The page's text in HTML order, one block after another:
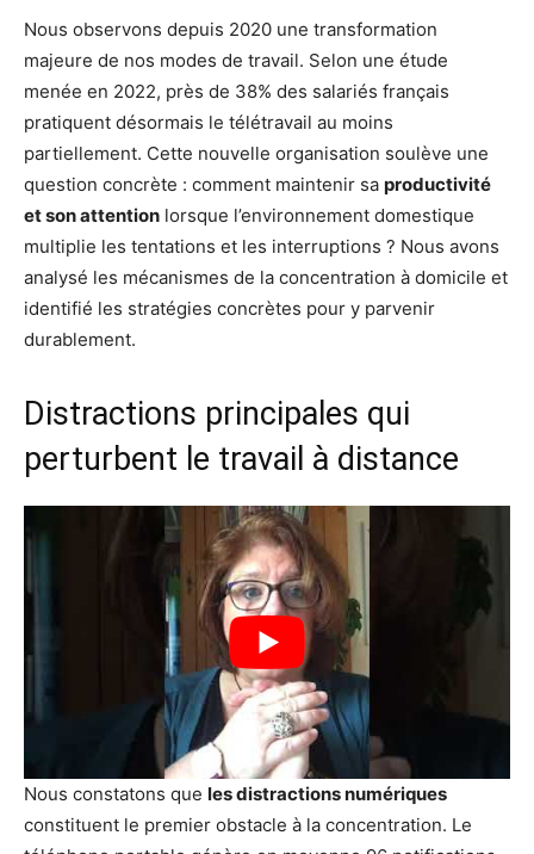
Nous observons depuis 2020 une transformation
majeure de nos modes de travail. Selon une étude
menée en 2022, près de 38% des salariés français
pratiquent désormais le télétravail au moins
partiellement. Cette nouvelle organisation soulève une
question concrète : comment maintenir sa productivité
et son attention lorsque l’environnement domestique
multiplie les tentations et les interruptions ? Nous avons
analysé les mécanismes de la concentration à domicile et
identifié les stratégies concrètes pour y parvenir
durablement.
Distractions principales qui
perturbent le travail à distance
Nous constatons que les distractions numériques
constituent le premier obstacle à la concentration. Le